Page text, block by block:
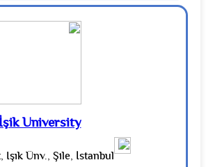
University
Ünv., Şile, İstanbul